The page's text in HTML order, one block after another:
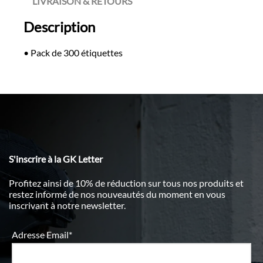
Description
• Pack de 300 étiquettes
S'inscrire à la GK Letter
Profitez ainsi de 10% de réduction sur tous nos produits et
restez informé de nos nouveautés du moment en vous
inscrivant à notre newsletter.
Adresse Email*